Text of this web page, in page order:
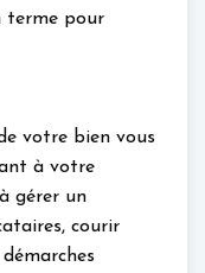
terme pour
votre bien vous
à votre
gérer un
courir